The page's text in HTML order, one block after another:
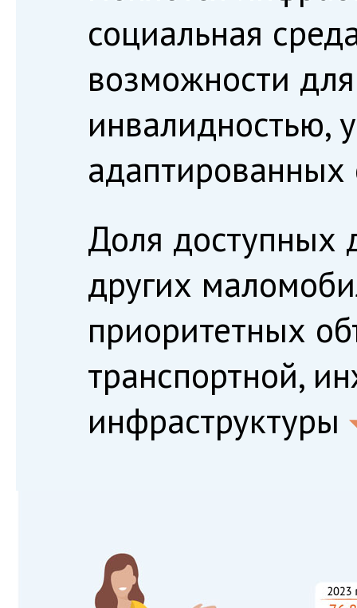
социальная
возможности
инвалидностью,
адаптированных
Доля доступных
других
приоритетных
транспортной,
инфраструктуры